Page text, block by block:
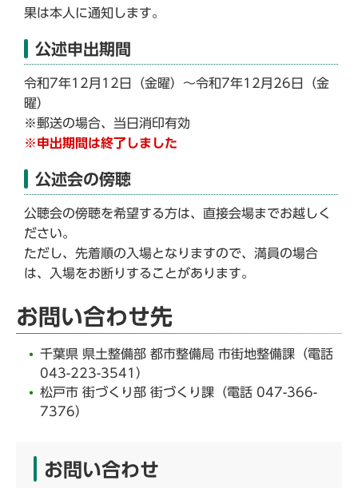
果は本人に通知します。
公述申出期間
令和7年12月12日（金曜）～令和7年12月26日（金
曜）
※郵送の場合、当日消印有効
※申出期間は終了しました
公述会の傍聴
公聴会の傍聴を希望する方は、直接会場までお越しく
ださい。
ただし、先着順の入場となりますので、満員の場合
は、入場をお断りすることがあります。
お問い合わせ先
千葉県 県土整備部 都市整備局 市街地整備課（電話
043-223-3541）
松戸市 街づくり部 街づくり課（電話 047-366-
7376）
お問い合わせ